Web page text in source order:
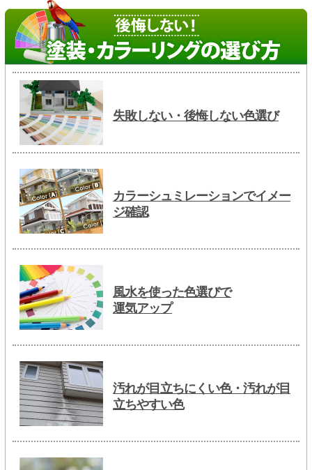
失敗しない・後悔しない色選び
カラーシュミレーションでイメー
ジ確認
風水を使った色選びで
運気アップ
汚れが目立ちにくい色・汚れが目
立ちやすい色